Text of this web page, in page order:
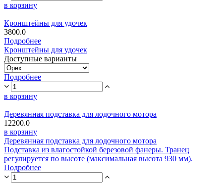
в корзину
Кронштейны для удочек
3800.0
Подробнее
Кронштейны для удочек
Доступные варианты
Подробнее
в корзину
Деревянная подставка для лодочного мотора
12200.0
в корзину
Деревянная подставка для лодочного мотора
Подставка из влагостойкой березовой фанеры. Транец
регулируется по высоте (максимальная высота 930 мм).
Подробнее